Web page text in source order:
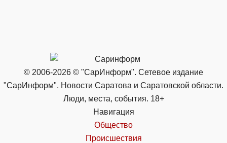
© 2006-2026 © "СарИнформ". Сетевое издание
"СарИнформ". Новости Саратова и Саратовской области.
Люди, места, события. 18+
Навигация
Общество
Происшествия